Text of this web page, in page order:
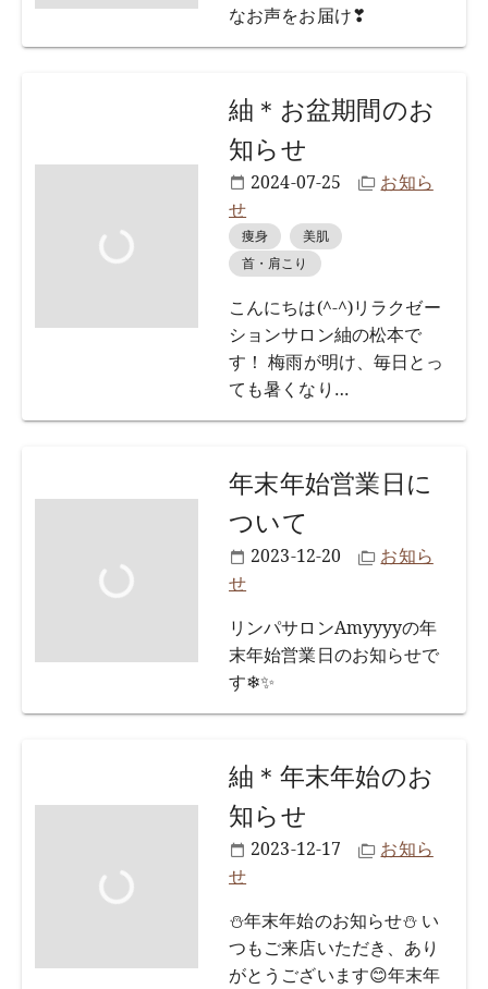
なお声をお届け❣
紬＊お盆期間のお
知らせ
2024-07-25
お知ら
せ
痩身
美肌
首・肩こり
こんにちは(^-^)リラクゼー
ションサロン紬の松本で
す！ 梅雨が明け、毎日とっ
ても暑くなり …
年末年始営業日に
ついて
2023-12-20
お知ら
せ
リンパサロンAmyyyyの年
末年始営業日のお知らせで
す❄✨
紬＊年末年始のお
知らせ
2023-12-17
お知ら
せ
⛄年末年始のお知らせ⛄ い
つもご来店いただき、あり
がとうございます😊年末年